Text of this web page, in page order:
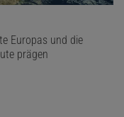
Europas und die
prägen